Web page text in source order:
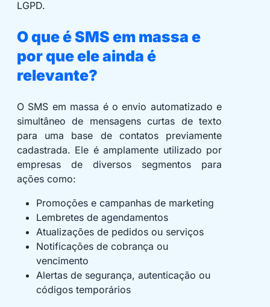
LGPD.
O que é SMS em massa e
por que ele ainda é
relevante?
O SMS em massa é o envio automatizado e
simultâneo de mensagens curtas de texto
para uma base de contatos previamente
cadastrada. Ele é amplamente utilizado por
empresas de diversos segmentos para
ações como:
Promoções e campanhas de marketing
Lembretes de agendamentos
Atualizações de pedidos ou serviços
Notificações de cobrança ou
vencimento
Alertas de segurança, autenticação ou
códigos temporários